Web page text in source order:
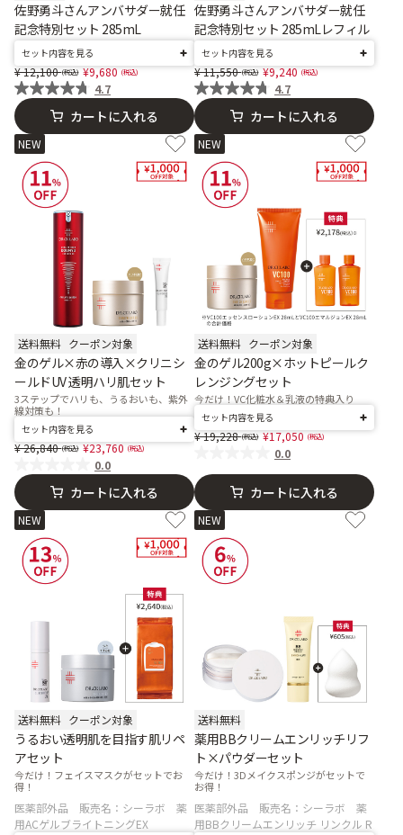
佐野勇斗さんアンバサダー就任
記念特別セット 285mL
セット内容を見る
Price reduced from
12,100to
9,680
4.7
カートに入れる
佐野勇斗さんアンバサダー就任
記念特別セット 285mLレフィル
セット内容を見る
Price reduced from
11,550to
9,240
4.7
カートに入れる
NEW
送料無料 クーポン対象
金のゲル×赤の導入×クリニシ
ールドUV 透明ハリ肌セット
3ステップでハリも、うるおいも、紫外
線対策も！
セット内容を見る
Price reduced from
26,840to
23,760
0.0
カートに入れる
NEW
送料無料 クーポン対象
金のゲル200g×ホットピールク
レンジングセット
今だけ！VC化粧水＆乳液の特典入り
セット内容を見る
Price reduced from
19,228to
17,050
0.0
カートに入れる
NEW
送料無料 クーポン対象
うるおい透明肌を目指す肌リペ
アセット
今だけ！フェイスマスクがセットでお
得！
医薬部外品 販売名：シーラボ 薬
用ACゲルブライトニングEX
NEW
送料無料
薬用BBクリームエンリッチリフ
ト×パウダーセット
今だけ！3Dメイクスポンジがセットで
お得！
医薬部外品 販売名：シーラボ 薬
用BBクリームエンリッチ リンクル R